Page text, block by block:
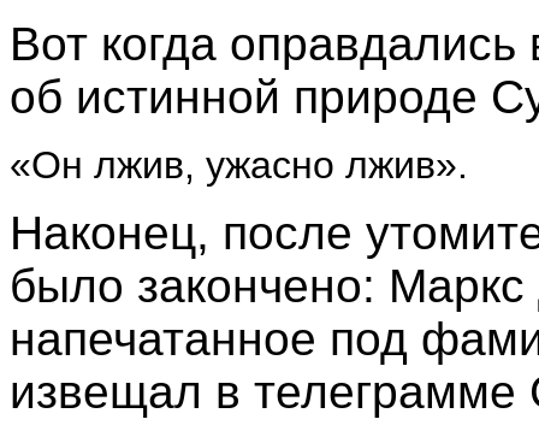
Вот когда
об истинной природе
«Он лжив, ужасно лжив».
Наконец, после
было закончено:
напечатанное под
извещал в телеграмме